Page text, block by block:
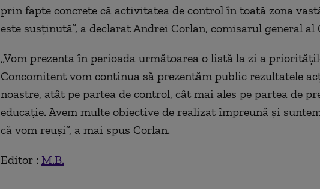
prin fapte concrete că activitatea de control în toată zona
este susţinută”, a declarat Andrei Corlan, comisarul general al
„Vom prezenta în perioada următoarea o listă la zi a
Concomitent vom continua să prezentăm public rezultatele
noastre, atât pe partea de control, cât mai ales pe partea de
educaţie. Avem multe obiective de realizat împreună şi
că vom reuşi”, a mai spus Corlan.
Editor : M.B.